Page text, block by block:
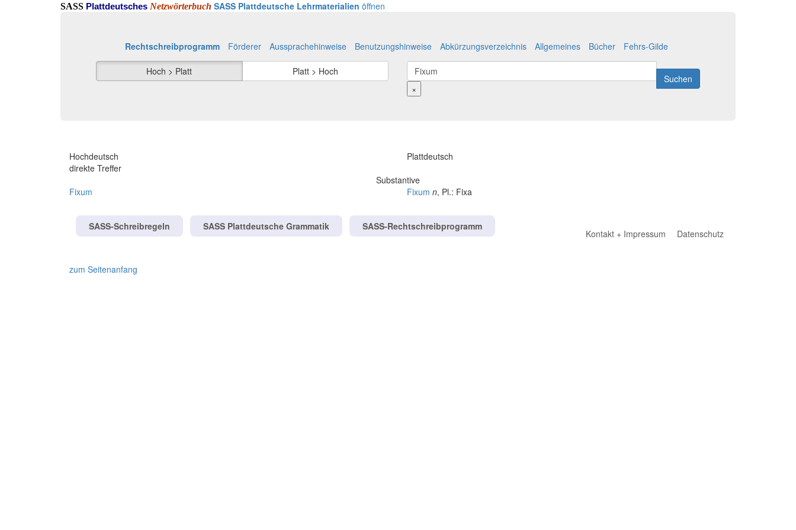
SASS Plattdeutsches Netzwörterbuch SASS Plattdeutsche Lehrmaterialien öffnen
Rechtschreibprogramm Förderer Aussprachehinweise Benutzungshinweise Abkürzungsverzeichnis Allgemeines Bücher Fehrs-Gilde
Hoch > Platt
Platt > Hoch
×
Suchen
Hochdeutsch
Plattdeutsch
direkte Treffer
Substantive
Fixum
Fixum n, Pl.: Fixa
SASS-Schreibregeln SASS Plattdeutsche Grammatik SASS-Rechtschreibprogramm
Kontakt + Impressum Datenschutz
zum Seitenanfang